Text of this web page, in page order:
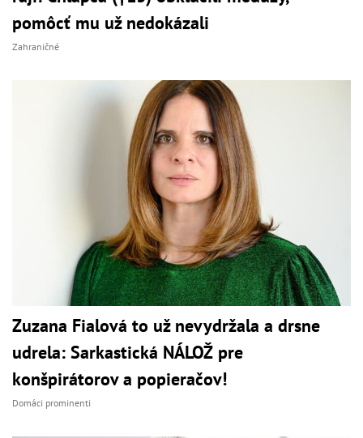
pomôcť mu už nedokázali
Zahraničné
Zuzana Fialová to už nevydržala a drsne
udrela: Sarkastická NÁLOŽ pre
konšpirátorov a popieračov!
Domáci prominenti